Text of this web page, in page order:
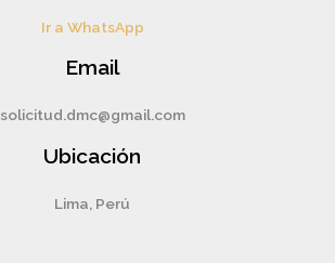
Ir a WhatsApp
Email
solicitud.dmc@gmail.com
Ubicación
Lima, Perú